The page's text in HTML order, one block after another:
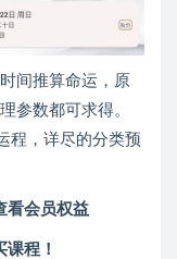
间推算命运，原
参数都可求得。
程，详尽的分类预
看会员权益
程！